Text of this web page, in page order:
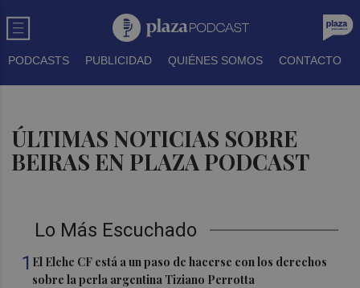
PODCASTS PUBLICIDAD QUIÉNES SOMOS CONTACTO
ÚLTIMAS NOTICIAS SOBRE
BEIRAS EN PLAZA PODCAST
Lo Más Escuchado
1 El Elche CF está a un paso de hacerse con los derechos
sobre la perla argentina Tiziano Perrotta